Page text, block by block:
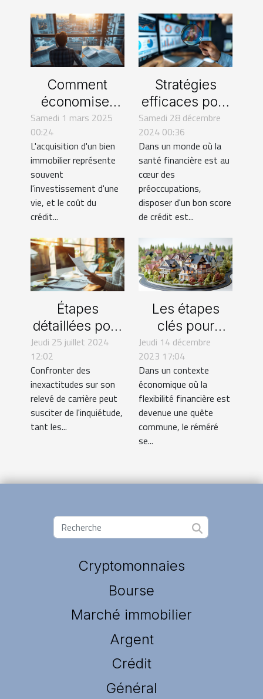
Comment
économiser
sur votre crédit
immobilier en
comparant les
assurances
emprunteur
Samedi 1 mars 2025
00:24
L'acquisition d'un bien
immobilier représente
souvent
l'investissement d'une
vie, et le coût du
crédit...
Stratégies
efficaces pour
améliorer votre
score de crédit
rapidement
Samedi 28 décembre
2024 00:36
Dans un monde où la
santé financière est au
cœur des
préoccupations,
disposer d'un bon score
de crédit est...
Étapes
détaillées pour
demander une
correction
d'erreurs sur
votre relevé de
carrière
Jeudi 25 juillet 2024
12:02
Confronter des
inexactitudes sur son
relevé de carrière peut
susciter de l'inquiétude,
tant les...
Les étapes
clés pour
choisir le bon
intermédiaire
en opérations
de réméré
Jeudi 14 décembre
2023 17:04
Dans un contexte
économique où la
flexibilité financière est
devenue une quête
commune, le réméré
se...
Cryptomonnaies
Bourse
Marché immobilier
Argent
Crédit
Général